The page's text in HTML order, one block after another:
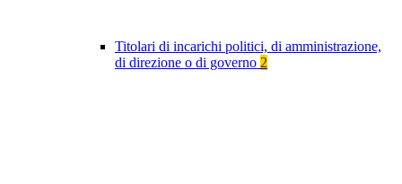
Titolari di incarichi politici, di amministrazione,
di direzione o di governo 2